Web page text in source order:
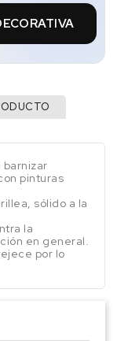
barnizar
pinturas
sólido a la
la
en general.
por lo